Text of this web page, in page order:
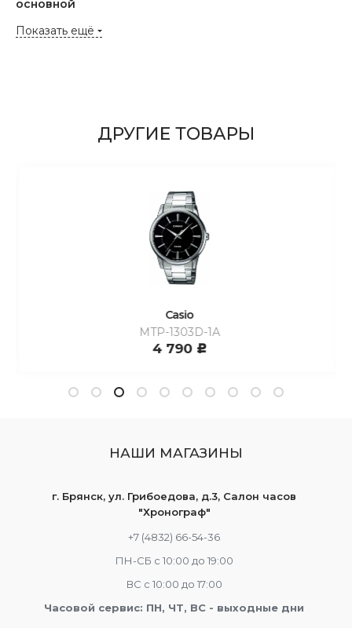
основной
Показать ещё
ДРУГИЕ ТОВАРЫ
Casio
MTP-1303D-1A
4 790 c
НАШИ МАГАЗИНЫ
г. Брянск, ул. Грибоедова, д.3, Салон часов
"Хронограф"
+7 (4832) 66-54-36
ПН-СБ с 10:00 до 19:00
ВС с 10:00 до 17:00
Часовой сервис: ПН, ЧТ, ВС - выходные дни